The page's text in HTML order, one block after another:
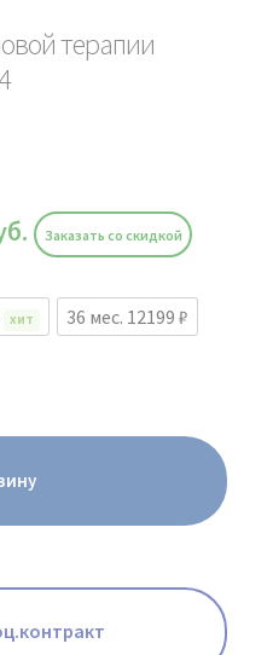
терапии
Заказать со скидкой
ХИТ 36 мес. 12199 ₽